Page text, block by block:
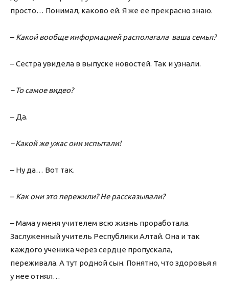
просто… Понимал, каково ей. Я же ее прекрасно знаю.
– Какой вообще информацией располагала ваша семья?
– Сестра увидела в выпуске новостей. Так и узнали.
– То самое видео?
– Да.
– Какой же ужас они испытали!
– Ну да… Вот так.
– Как они это пережили? Не рассказывали?
– Мама у меня учителем всю жизнь проработала.
Заслуженный учитель Республики Алтай. Она и так
каждого ученика через сердце пропускала,
переживала. А тут родной сын. Понятно, что здоровья я
у нее отнял…